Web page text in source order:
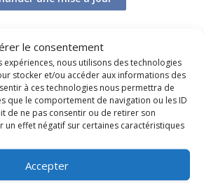
le consentement
nous utilisons des technologies
stocker et/ou accéder aux informations des
à ces technologies nous permettra de
que le comportement de navigation ou les ID
de ne pas consentir ou de retirer son
un effet négatif sur certaines caractéristiques
Accepter
ÉVÉNEMENTS DU DIOCÈSE